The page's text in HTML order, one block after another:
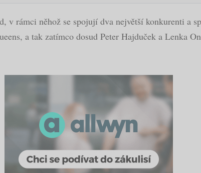
v rámci něhož se spojují dva největší konkurenti a
a tak zatímco dosud Peter Hajduček a Lenka